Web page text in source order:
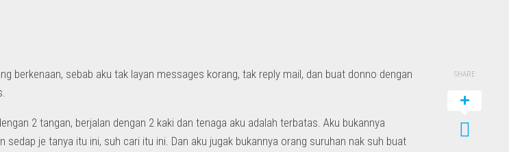
berkenaan, sebab aku tak layan messages korang, tak reply mail, dan buat donno dengan
2 tangan, berjalan dengan 2 kaki dan tenaga aku adalah terbatas. Aku bukannya
je tanya itu ini, suh cari itu ini. Dan aku jugak bukannya orang suruhan nak suh buat
SHARE